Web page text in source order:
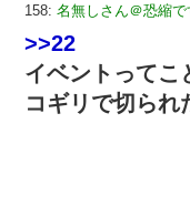
158: 名無しさん＠恐縮で
>>22
イベントってこ
コギリで切られ